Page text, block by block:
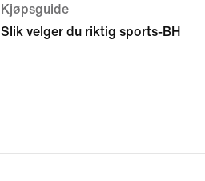
Kjøpsguide
Slik velger du riktig sports-BH